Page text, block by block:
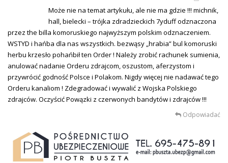
Może nie na temat artykułu, ale nie ma gdzie !!! michnik,
hall, bielecki – trójka zdradzieckich 7yduff odznaczona
przez the billa komoruskiego najwyższym polskim odznaczeniem.
WSTYD i hańba dla nas wszystkich. bezwąsy „hrabia” bul komoruski
herbu krzesło pohańbił ten Order ! Należy zrobić rachunek sumienia,
anulować nadanie Orderu zdrajcom, oszustom, aferzystom i
przywrócić godność Polsce i Polakom. Nigdy więcej nie nadawać tego
Orderu kanaliom ! Zdegradować i wywalić z Wojska Polskiego
zdrajców. Oczyścić Powązki z czerwonych bandytów i zdrajców !!!
Odpowiadać